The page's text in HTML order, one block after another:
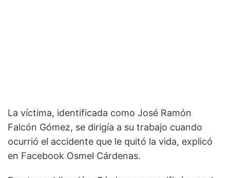
La víctima, identificada como José Ramón
Falcón Gómez, se dirigía a su trabajo cuando
ocurrió el accidente que le quitó la vida, explicó
en Facebook Osmel Cárdenas.